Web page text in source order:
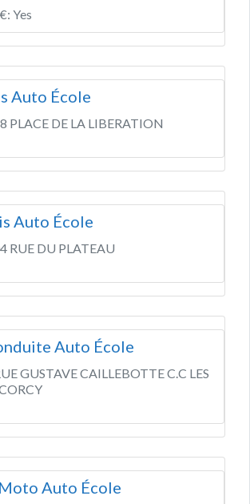
Yes
Auto École
PLACE DE LA LIBERATION
Auto École
RUE DU PLATEAU
Auto École
GUSTAVE CAILLEBOTTE C.C LES
Auto École